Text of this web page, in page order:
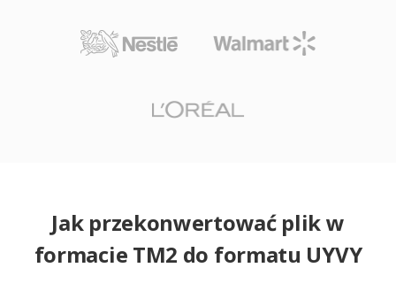
Jak przekonwertować plik w
formacie TM2 do formatu UYVY